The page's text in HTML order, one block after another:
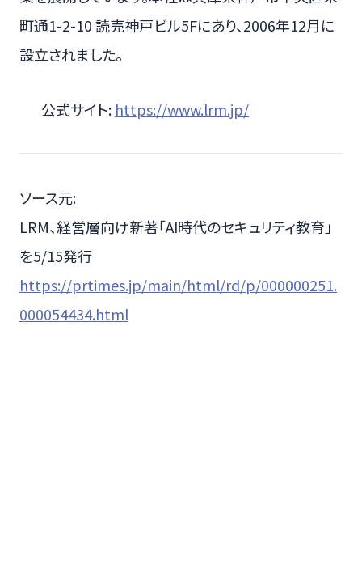
町通1-2-10 読売神戸ビル5Fにあり、2006年12月に
設立されました。
公式サイト: https://www.lrm.jp/
ソース元:
LRM、経営層向け新著「AI時代のセキュリティ教育」
を5/15発行
https://prtimes.jp/main/html/rd/p/000000251.
000054434.html